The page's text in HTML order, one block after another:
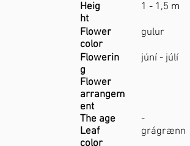
Heig
ht
1 - 1,5 m
Flower
color
gulur
Flowerin
g
júní - júlí
Flower
arrangem
ent
The age
-
Leaf
grágrænn